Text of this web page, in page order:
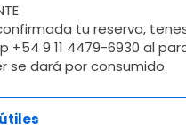
tu reserva,
+54 9 11 4479-6930 al
se dará por consumido.